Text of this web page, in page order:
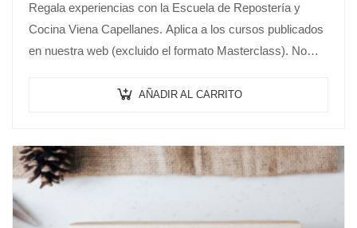
Regala experiencias con la Escuela de Repostería y
Cocina Viena Capellanes. Aplica a los cursos publicados
en nuestra web (excluido el formato Masterclass). No
AÑADIR AL CARRITO